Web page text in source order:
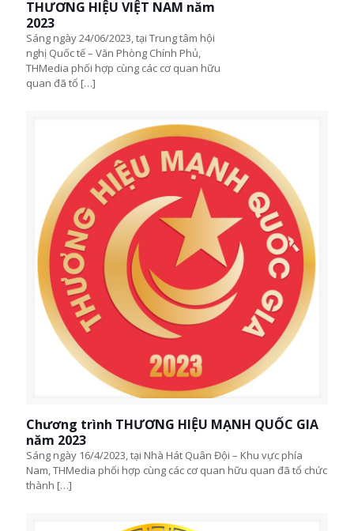
THƯƠNG HIỆU VIỆT NAM năm
2023
Sáng ngày 24/06/2023, tại Trung tâm hội
nghị Quốc tế – Văn Phòng Chính Phủ,
THMedia phối hợp cùng các cơ quan hữu
quan đã tổ […]
Chương trình THƯƠNG HIỆU MẠNH QUỐC GIA
năm 2023
Sáng ngày 16/4/2023, tại Nhà Hát Quân Đội – Khu vực phía
Nam, THMedia phối hợp cùng các cơ quan hữu quan đã tổ chức
thành […]